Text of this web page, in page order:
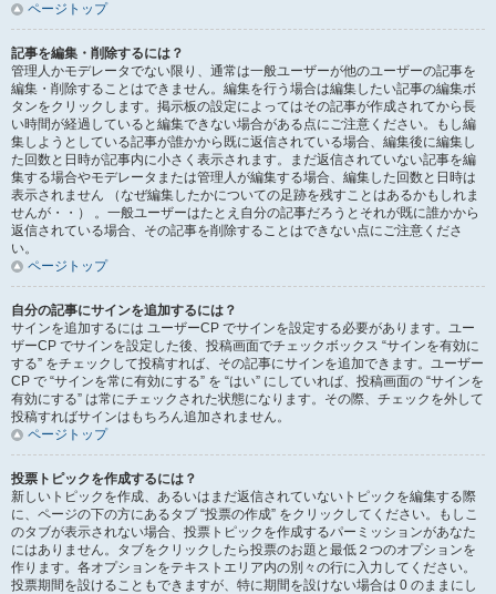
ページトップ
記事を編集・削除するには？
管理人かモデレータでない限り、通常は一般ユーザーが他のユーザーの記事を
編集・削除することはできません。編集を行う場合は編集したい記事の編集ボ
タンをクリックします。掲示板の設定によってはその記事が作成されてから長
い時間が経過していると編集できない場合がある点にご注意ください。もし編
集しようとしている記事が誰かから既に返信されている場合、編集後に編集し
た回数と日時が記事内に小さく表示されます。まだ返信されていない記事を編
集する場合やモデレータまたは管理人が編集する場合、編集した回数と日時は
表示されません （なぜ編集したかについての足跡を残すことはあるかもしれま
せんが・・） 。一般ユーザーはたとえ自分の記事だろうとそれが既に誰かから
返信されている場合、その記事を削除することはできない点にご注意くださ
い。
ページトップ
自分の記事にサインを追加するには？
サインを追加するには ユーザーCP でサインを設定する必要があります。ユー
ザーCP でサインを設定した後、投稿画面でチェックボックス “サインを有効に
する” をチェックして投稿すれば、その記事にサインを追加できます。ユーザー
CP で “サインを常に有効にする” を “はい” にしていれば、投稿画面の “サインを
有効にする” は常にチェックされた状態になります。その際、チェックを外して
投稿すればサインはもちろん追加されません。
ページトップ
投票トピックを作成するには？
新しいトピックを作成、あるいはまだ返信されていないトピックを編集する際
に、ページの下の方にあるタブ “投票の作成” をクリックしてください。もしこ
のタブが表示されない場合、投票トピックを作成するパーミッションがあなた
にはありません。タブをクリックしたら投票のお題と最低２つのオプションを
作ります。各オプションをテキストエリア内の別々の行に入力してください。
投票期間を設けることもできますが、特に期間を設けない場合は 0 のままにし